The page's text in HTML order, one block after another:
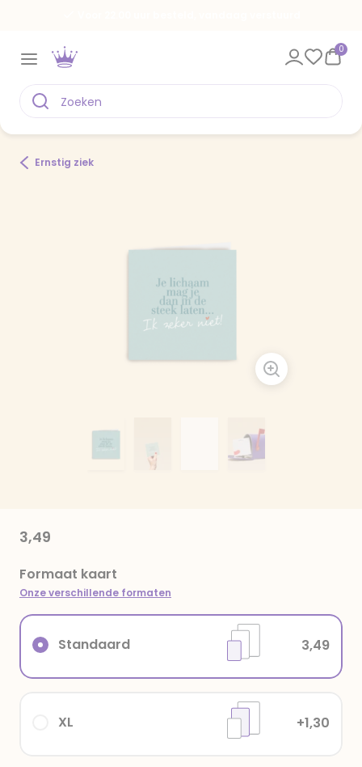
0
Ernstig ziek
3,49
Formaat kaart
Onze verschillende formaten
XL +1,30
Standaard 3,49